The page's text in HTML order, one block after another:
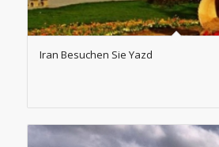
Iran Besuchen Sie Yazd